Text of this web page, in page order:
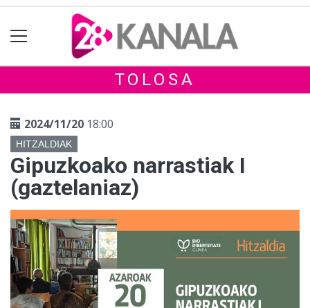
TOLOSA
2024/11/20 18:00
HITZALDIAK
Gipuzkoako narrastiak I
(gaztelaniaz)